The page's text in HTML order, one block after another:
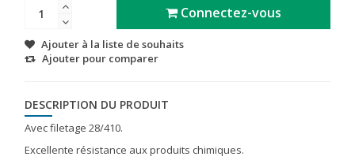
Connectez-vous
Ajouter à la liste de souhaits
Ajouter pour comparer
DESCRIPTION DU PRODUIT
Avec filetage 28/410.
Excellente résistance aux produits chimiques.